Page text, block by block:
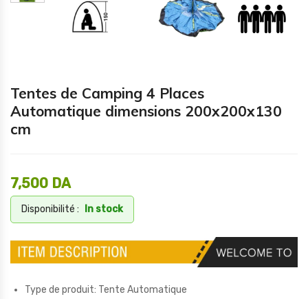
Tentes de Camping 4 Places
Automatique dimensions 200x200x130
cm
7,500 DA
Disponibilité : In stock
Type de produit: Tente Automatique